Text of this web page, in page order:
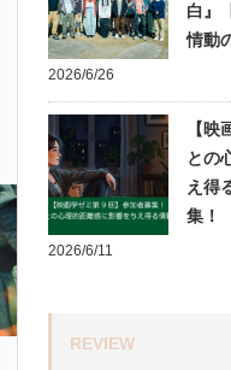
白』
情動
2026/6/26
【
との
え得
集！
2026/6/11
REVIEW